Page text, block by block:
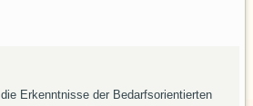
Erkenntnisse der Bedarfsorientierten